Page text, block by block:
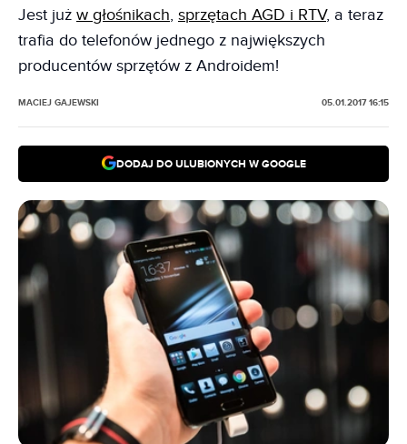
Jest już w głośnikach, sprzętach AGD i RTV, a teraz
trafia do telefonów jednego z największych
producentów sprzętów z Androidem!
MACIEJ GAJEWSKI 05.01.2017 16:15
DODAJ DO ULUBIONYCH W GOOGLE